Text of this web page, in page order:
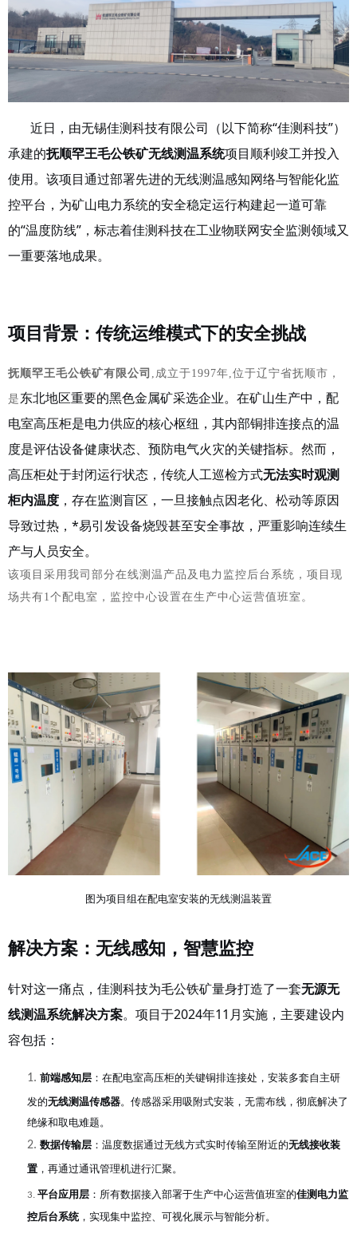
近日，由无锡佳测科技有限公司（以下简称“佳测科技”）
承建的抚顺罕王毛公铁矿无线测温系统项目顺利竣工并投入
使用。该项目通过部署先进的无线测温感知网络与智能化监
控平台，为矿山电力系统的安全稳定运行构建起一道可靠
的“温度防线”，标志着佳测科技在工业物联网安全监测领域又
一重要落地成果。
项目背景：传统运维模式下的安全挑战
抚顺罕王毛公铁矿有限公司 ,成立于1997年,位于辽宁省抚顺市，
是 东北地区重要的黑色金属矿采选企业。在矿山生产中，配
电室高压柜是电力供应的核心枢纽，其内部铜排连接点的温
度是评估设备健康状态、预防电气火灾的关键指标。然而，
高压柜处于封闭运行状态，传统人工巡检方式无法实时观测
柜内温度 ，存在监测盲区，一旦接触点因老化、松动等原因
导致过热，*易引发设备烧毁甚至安全事故，严重影响连续生
产与人员安全。
该项目采用我司部分在线测温产品及电力监控后台系统，项目现
场共有1个配电室，监控中心设置在生产中心运营值班室。
图为项目组在配电室安装的无线测温装置
解决方案：无线感知，智慧监控
针对这一痛点，佳测科技为毛公铁矿量身打造了一套无源无
线测温系统解决方案。项目于2024年11月实施，主要建设内
容包括：
1. 前端感知层 ：在配电室高压柜的关键铜排连接处，安装多套自主研
发的无线测温传感器。传感器采用吸附式安装，无需布线，彻底解决了
绝缘和取电难题。
2. 数据传输层 ：温度数据通过无线方式实时传输至附近的无线接收装
置 ，再通过通讯管理机进行汇聚。
3. 平台应用层 ：所有数据接入部署于生产中心运营值班室的佳测电力监
控后台系统 ，实现集中监控、可视化展示与智能分析。